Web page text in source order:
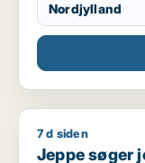
Nordjylland
Jeppe søger job
7 d siden
Jeppe søger